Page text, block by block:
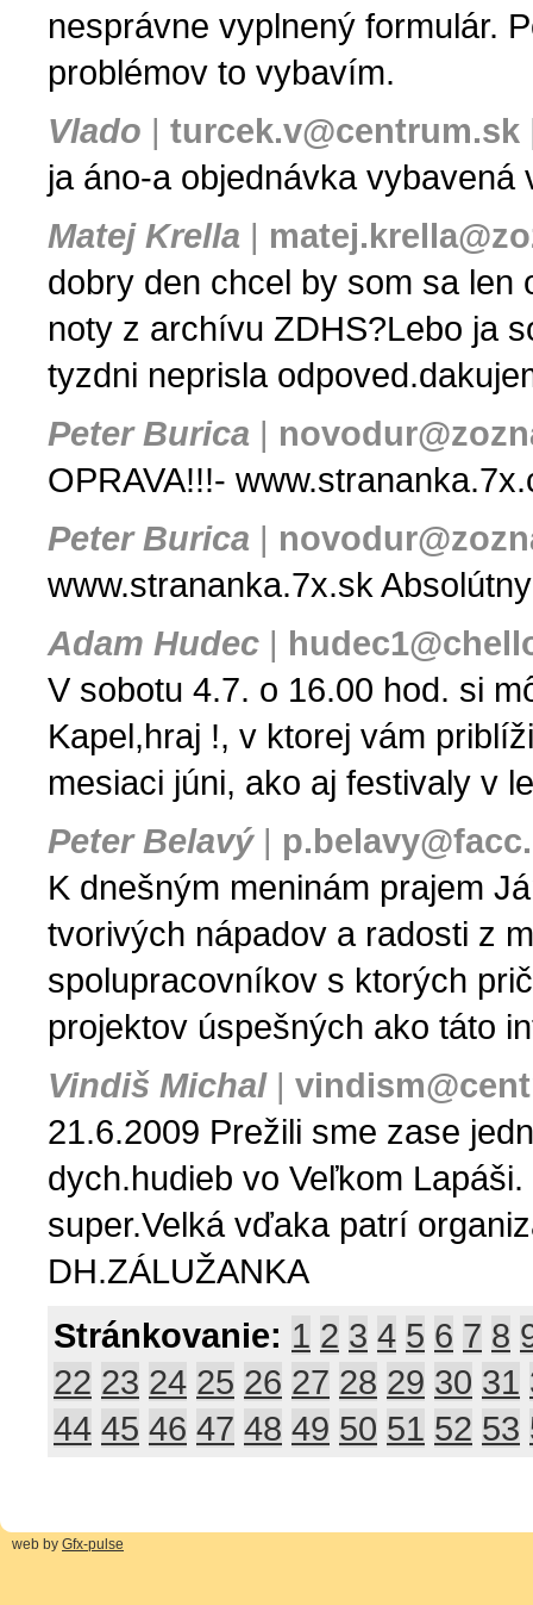
nesprávne vyplnený formulár.
problémov to vybavím.
Vlado | turcek.v@centrum.sk
ja áno-a objednávka
Matej Krella |
dobry den chcel by som sa
noty z archívu ZDHS?Lebo ja
tyzdni neprisla
Peter Burica |
OPRAVA!!!-
Peter Burica |
www.strananka.7x.sk
Adam Hudec |
V sobotu 4.7. o 16.00 hod. si
Kapel,hraj !, v ktorej vám
mesiaci júni, ako aj festivaly v
Peter Belavý|
K dnešným meninám prajem
tvorivých nápadov a radosti z
spolupracovníkov s ktorých
projektov úspešných ako táto
Vindiš Michal|
21.6.2009 Prežili sme zase
dych.hudieb vo Veľkom
super.Velká vďaka patrí
DH.ZÁLUŽANKA
Stránkovanie: 1 2 3 4 5 6 7 8
22 23 24 25 26 27 28 29 30 31
44 45 46 47 48 49 50 51 52 53
web by Gfx-pulse